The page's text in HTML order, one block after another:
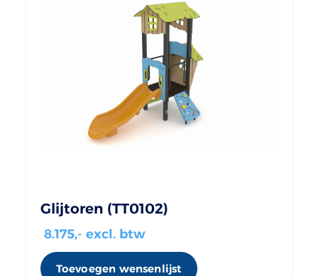
Glijtoren (TT0102)
8.175,- excl. btw
Toevoegen wensenlijst